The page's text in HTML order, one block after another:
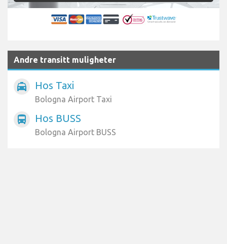
Andre transitt muligheter
local_taxi Hos Taxi
Bologna Airport Taxi
directions_bus Hos BUSS
Bologna Airport BUSS